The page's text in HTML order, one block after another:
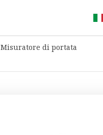
Misuratore di portata